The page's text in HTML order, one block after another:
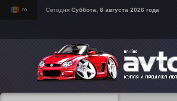
Сегодня Суббота, 8 августа 2026 года